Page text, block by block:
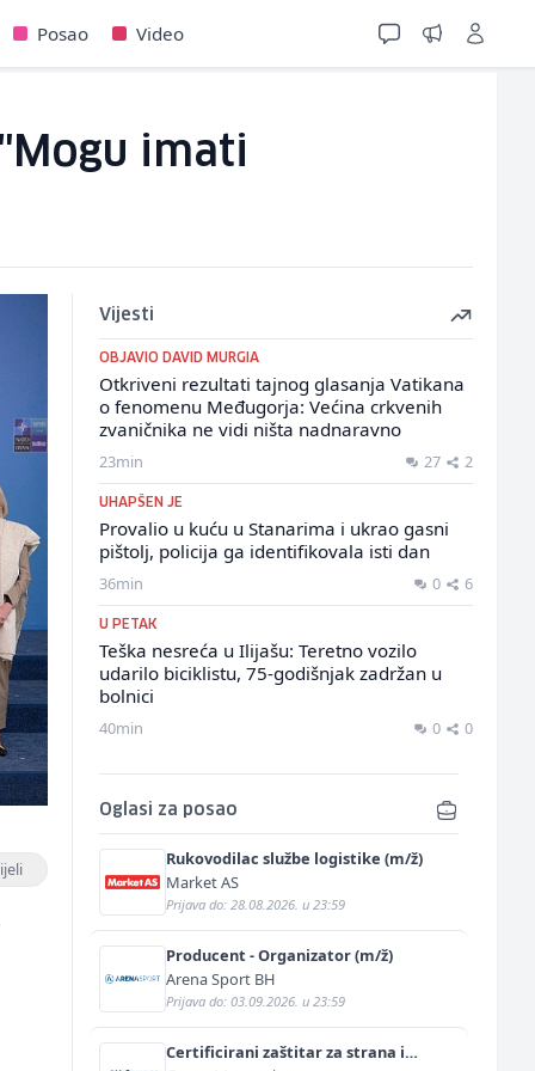
Posao Video
imati
Vijesti
OBJAVIO DAVID MURGIA
Otkriveni rezultati tajnog glasanja Vatikana
o fenomenu Međugorja: Većina crkvenih
zvaničnika ne vidi ništa nadnaravno
23min 27 2
UHAPŠEN JE
Provalio u kuću u Stanarima i ukrao gasni
pištolj, policija ga identifikovala isti dan
36min 0 6
U PETAK
Teška nesreća u Ilijašu: Teretno vozilo
udarilo biciklistu, 75-godišnjak zadržan u
bolnici
40min 0 0
Oglasi za posao
Rukovodilac službe logistike (m/ž)
Market AS
Prijava do: 28.08.2026. u 23:59
Producent - Organizator (m/ž)
Arena Sport BH
Prijava do: 03.09.2026. u 23:59
Certificirani zaštitar za strana i